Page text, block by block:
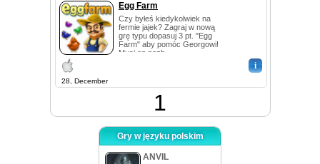
Egg Farm
Czy byłeś kiedykolwiek na
fermie jajek? Zagraj w nową
grę typu dopasuj 3 pt. "Egg
Farm" aby pomóc Georgowi!
Musi on pozb...
i
28, December
1
Gry w języku polskim
ANVIL